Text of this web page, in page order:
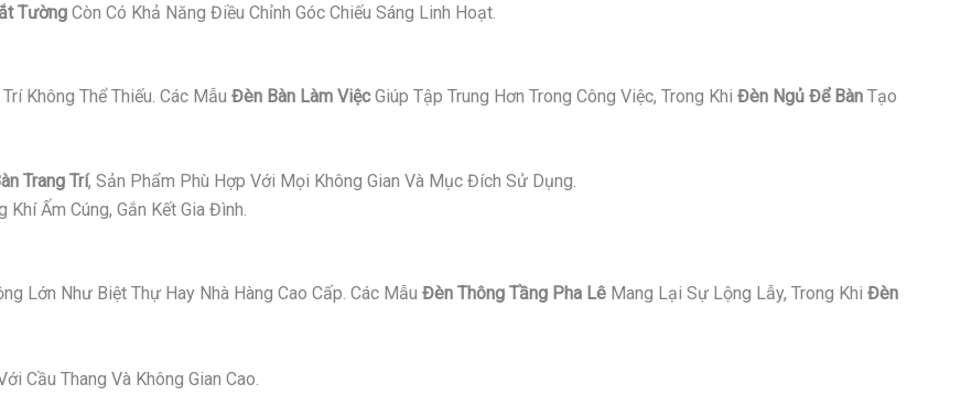
Tường Còn Có Khả Năng Điều Chỉnh Góc Chiếu Sáng Linh Hoạt.
Không Thể Thiếu. Các Mẫu Đèn Bàn Làm ViệcGiúp Tập Trung Hơn Trong Công Việc, Trong Khi Đèn Ngủ Để Bàn Tạo
Trang Trí, Sản Phẩm Phù Hợp Với Mọi Không Gian Và Mục Đích Sử Dụng.
Khí Ấm Cúng, Gắn Kết Gia Đình.
Lớn Như Biệt Thự Hay Nhà Hàng Cao Cấp. Các Mẫu Đèn Thông Tầng Pha Lê Mang Lại Sự Lộng Lẫy, Trong Khi Đèn
Cầu Thang Và Không Gian Cao.